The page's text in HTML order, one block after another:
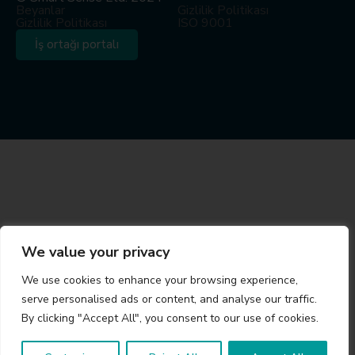
We value your privacy
We use cookies to enhance your browsing experience,
serve personalised ads or content, and analyse our traffic.
By clicking "Accept All", you consent to our use of cookies.
Beyanlar Gizlilik Politikası
Gizlilik Politikası ISO 9001
İş ortağı portalı